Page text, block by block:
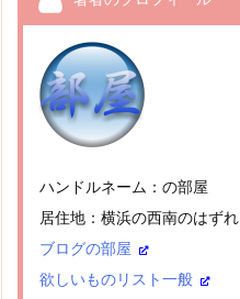
ハンドルネーム：の部屋
居住地：横浜の西南のはずれ
ブログの部屋
欲しいものリスト一般